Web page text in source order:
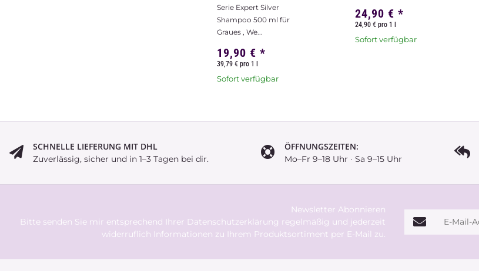
Serie Expert Silver
Shampoo 500 ml für
Graues , We...
19,90 € *
39,79 € pro 1 l
Sofort verfügbar
24,90 €*
24,90 € pro 1 l
Sofort verfügbar
SCHNELLE LIEFERUNG MIT DHL
Zuverlässig, sicher und in 1–3 Tagen bei dir.
ÖFFNUNGSZEITEN:
Mo–Fr 9–18 Uhr · Sa 9–15 Uhr
Newsletter Abonnieren
Bitte senden Sie mir entsprechend Ihrer Datenschutzerklärung regelmäßig und jederzeit
widerruflich Informationen zu Ihrem Produktsortiment per E-Mail zu.
E-Mail-Adresse